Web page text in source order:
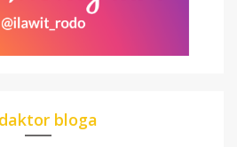
bloga